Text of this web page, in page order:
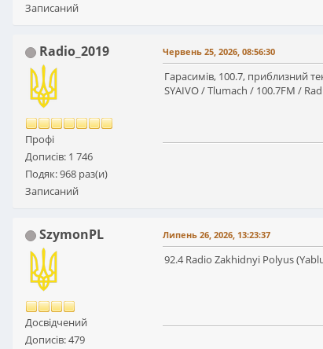
Записаний
Radio_2019
Профі
Дописів: 1 746
Подяк: 968 раз(и)
Записаний
Червень 25, 2026, 08:56:30
Гарасимів, 100.7, приблизний
SYAIVO / Tlumach / 100.7FM /
SzymonPL
Досвідчений
Дописів: 479
Липень 26, 2026, 13:23:37
92.4 Radio Zakhidnyi Polyus